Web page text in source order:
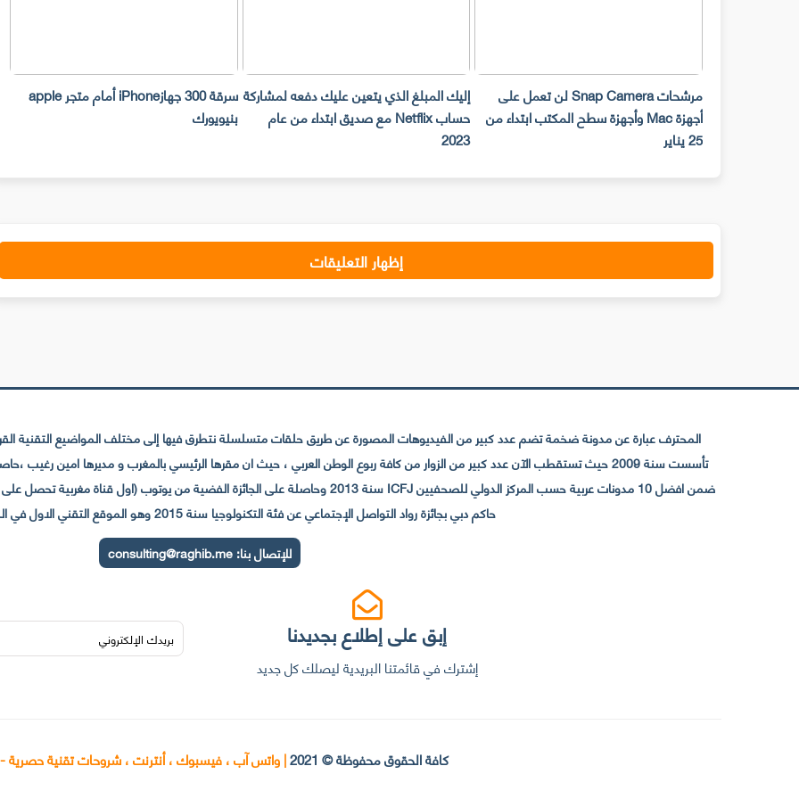
مرشحات Snap Camera لن تعمل على
أجهزة Mac وأجهزة سطح المكتب ابتداء من
25 يناير
إليك المبلغ الذي يتعين عليك دفعه لمشاركة
حساب Netflix مع صديق ابتداء من عام
2023
سرقة 300 جهازiPhone أمام متجر apple
بنيويورك
إظهار التعليقات
المحترف عبارة عن مدونة ضخمة تضم عدد كبير من الفيديوهات المصورة عن طريق حلقات متسلسلة نتطرق فيها إلى مختلف المواضيع التقنية
حاكم دبي بجائزة رواد التواصل الإجتماعي عن فئة التكنولوجيا سنة 2015 وهو الموقع التقني الاول في المغرب والعالم العربي
للإتصال بنا:consulting@raghib.me
إبق على إطلاع بجديدنا
إشترك في قائمتنا البريدية ليصلك كل جديد
كافة الحقوق محفوظة © 2021 |واتس آب ، فيسبوك ، أنترنت ، شروحات تقنية حصرية